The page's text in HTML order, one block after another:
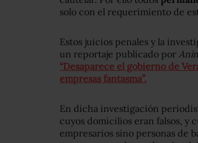
solo con el requerimiento de
Estos juicios penales y la
un reportaje publicado por
“Desaparece el gobierno de
empresas fantasma”.
En dicha investigación
cuyos domicilios eran falsos, y
empresarios sino personas de